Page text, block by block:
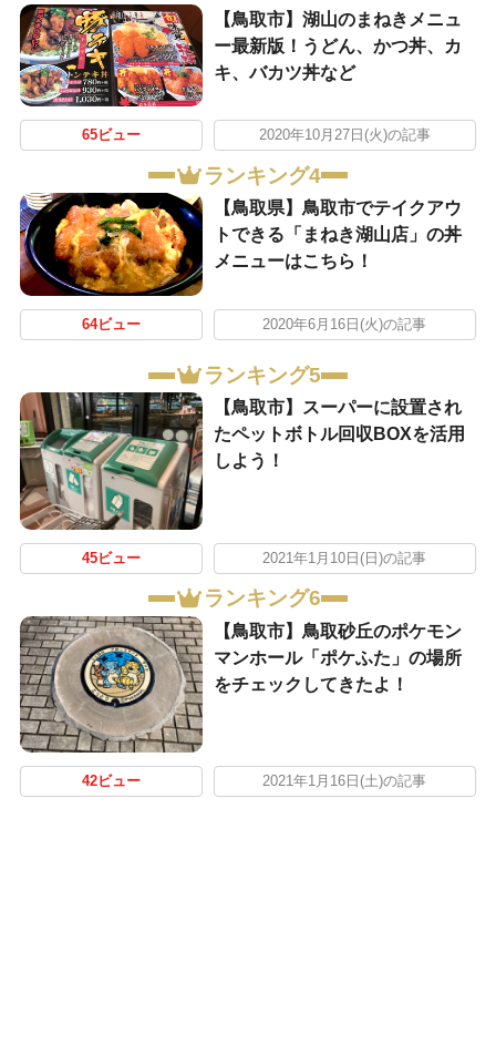
【鳥取市】湖山のまねきメニュ
ー最新版！うどん、かつ丼、カ
キ、バカツ丼など
65ビュー 2020年10月27日(火)の記事
ランキング4
【鳥取県】鳥取市でテイクアウ
トできる「まねき湖山店」の丼
メニューはこちら！
64ビュー 2020年6月16日(火)の記事
ランキング5
【鳥取市】スーパーに設置され
たペットボトル回収BOXを活用
しよう！
45ビュー 2021年1月10日(日)の記事
ランキング6
【鳥取市】鳥取砂丘のポケモン
マンホール「ポケふた」の場所
をチェックしてきたよ！
42ビュー 2021年1月16日(土)の記事